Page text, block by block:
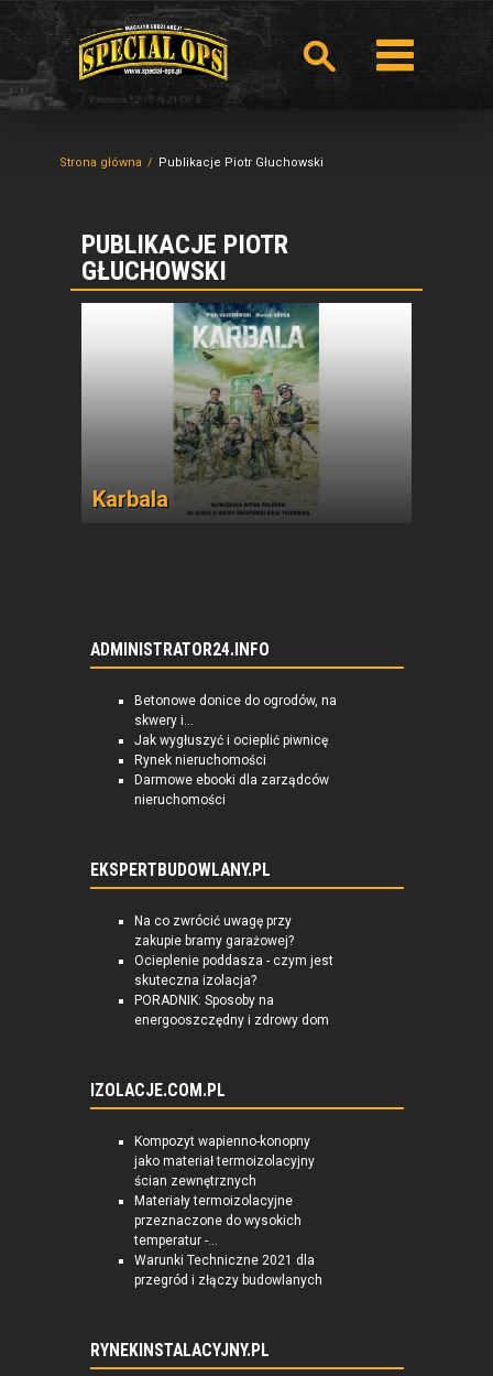
Strona główna Publikacje Piotr Głuchowski
PUBLIKACJE PIOTR
GŁUCHOWSKI
Karbala
ADMINISTRATOR24.INFO
Betonowe donice do ogrodów, na
skwery i...
Jak wygłuszyć i ocieplić piwnicę
Rynek nieruchomości
Darmowe ebooki dla zarządców
nieruchomości
EKSPERTBUDOWLANY.PL
Na co zwrócić uwagę przy
zakupie bramy garażowej?
Ocieplenie poddasza - czym jest
skuteczna izolacja?
PORADNIK: Sposoby na
energooszczędny i zdrowy dom
IZOLACJE.COM.PL
Kompozyt wapienno-konopny
jako materiał termoizolacyjny
ścian zewnętrznych
Materiały termoizolacyjne
przeznaczone do wysokich
temperatur -...
Warunki Techniczne 2021 dla
przegród i złączy budowlanych
RYNEKINSTALACYJNY.PL